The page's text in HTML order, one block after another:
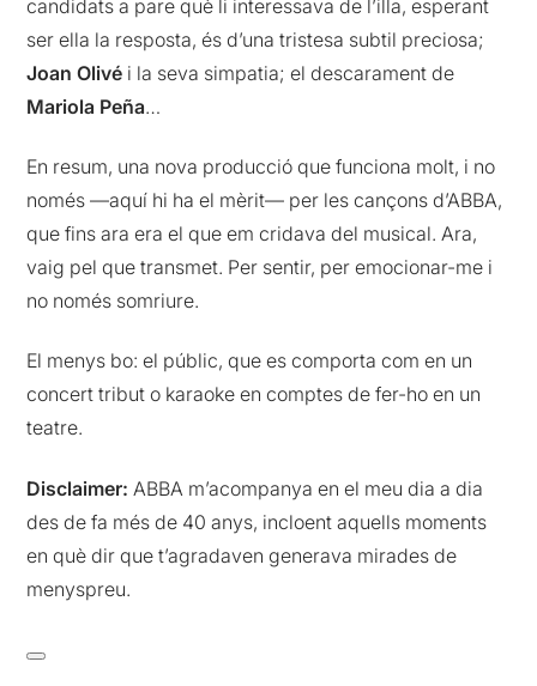
candidats a pare què li interessava de l’illa, esperant
ser ella la resposta, és d’una tristesa subtil preciosa;
Joan Olivé i la seva simpatia; el descarament de
Mariola Peña…
En resum, una nova producció que funciona molt, i no
només —aquí hi ha el mèrit— per les cançons d’ABBA,
que fins ara era el que em cridava del musical. Ara,
vaig pel que transmet. Per sentir, per emocionar-me i
no només somriure.
El menys bo: el públic, que es comporta com en un
concert tribut o karaoke en comptes de fer-ho en un
teatre.
Disclaimer: ABBA m’acompanya en el meu dia a dia
des de fa més de 40 anys, incloent aquells moments
en què dir que t’agradaven generava mirades de
menyspreu.